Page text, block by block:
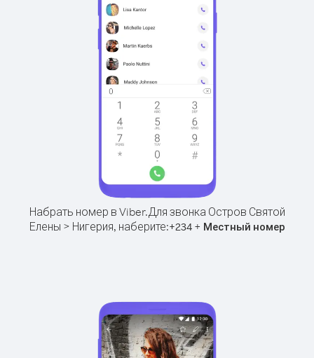
Набрать номер в Viber.Для звонка Остров Святой
Елены > Нигерия, наберите:+234+ Местный номер